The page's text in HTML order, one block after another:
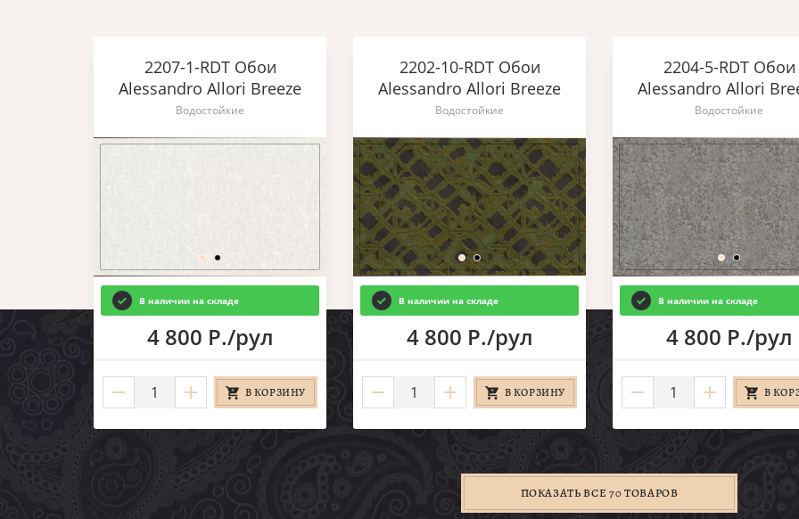
2207-1-RDT Обои
Alessandro Allori Breeze
Водостойкие
В наличии на складе
4 800 Р./рул
В КОРЗИНУ
2202-10-RDT Обои
Alessandro Allori Breeze
Водостойкие
В наличии на складе
4 800 Р./рул
В КОРЗИНУ
2204-5-RDT Обои
Alessandro Allori
Водостойкие
В наличии на складе
4 800 Р./рул
В
ПОКАЗАТЬ ВСЕ 70 ТОВАРОВ